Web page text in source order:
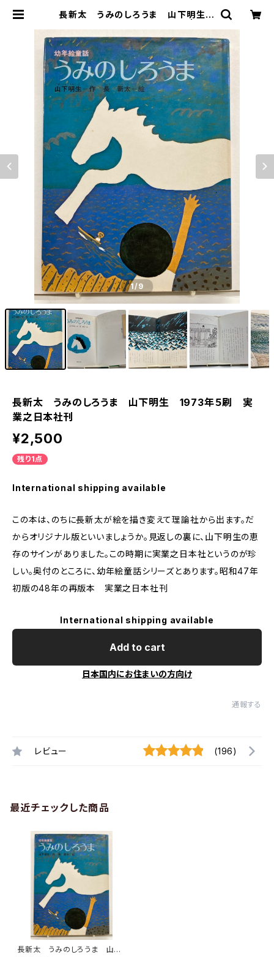
長新太 うみのしろうま 山下明生
1/9
長新太 うみのしろうま 山下明生 1973年５刷 実
業之日本社刊
¥2,500
残り1点
International shipping available
この本は、のちに長新太が絵を描き変えて理論社から出ます。だ
からオリジナル版といいましょうか。見返しの裏に、山下明生の恵
存のサインがありました。この時期に実業之日本社というのが珍
しい。奥付のところに、幼年絵童話シリーズとあります。昭和47年
初版の48年の再版本 実業之日本社刊
International shipping available
Add to cart
日本国内にお住まいの方向け
通報する
レビュー (196)
最近チェックした商品
長新太 うみのしろうま 山下